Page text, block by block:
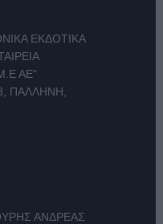
ΕΚΔΟΤΙΚΑ
ΑΕ"
ΠΑΛΛΗΝΗ,
ΑΝΔΡΕΑΣ